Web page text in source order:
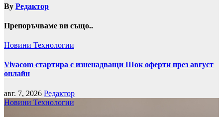
By Редактор
Препоръчваме ви също..
Новини Технологии
Vivacom стартира с изненадващи Шок оферти през август
онлайн
авг. 7, 2026 Редактор
Новини Технологии